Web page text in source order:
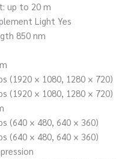
up to 20 m
Light Yes
850 nm
(1920 × 1080, 1280 × 720)
(1920 × 1080, 1280 × 720)
(640 × 480, 640 × 360)
(640 × 480, 640 × 360)